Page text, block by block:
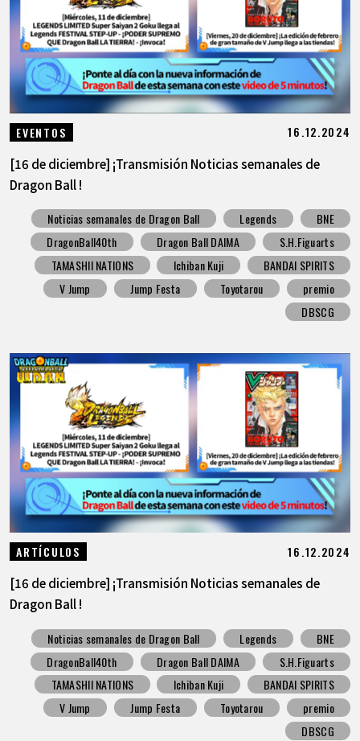
EVENTOS 16.12.2024
[16 de diciembre] ¡Transmisión Noticias semanales de
Dragon Ball !
Noticias semanales de Dragon Ball Legends
BNE
DragonBall40th
Dragon Ball DAIMA
S.H.Figuarts
TAMASHII NATIONS
Ichiban Kuji
BANDAI SPIRITS
V Jump
Jump Festa Toyotarou
premio
DBSCG
ARTÍCULOS 16.12.2024
[16 de diciembre] ¡Transmisión Noticias semanales de
Dragon Ball !
Noticias semanales de Dragon Ball Legends
BNE
DragonBall40th
Dragon Ball DAIMA
S.H.Figuarts
TAMASHII NATIONS
Ichiban Kuji
BANDAI SPIRITS
V Jump
Jump Festa Toyotarou
premio
DBSCG